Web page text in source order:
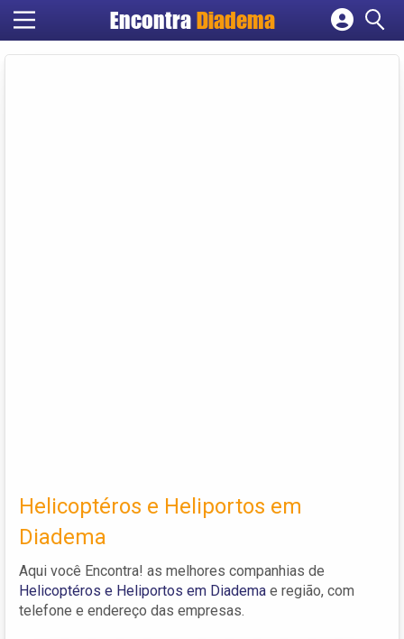
EncontraDiadema
Cadastrar empresa
Helicoptéros e Heliportos em
Diadema
Aqui você Encontra! as melhores companhias de
Helicoptéros e Heliportos em Diadema e região, com
telefone e endereço das empresas.